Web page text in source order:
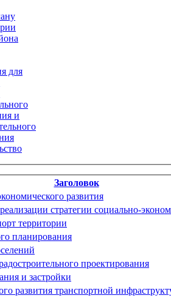
для
и
Заголовок
развития
стратегии социально-
территории
планирования
проектирования
и застройки
развития транспортной